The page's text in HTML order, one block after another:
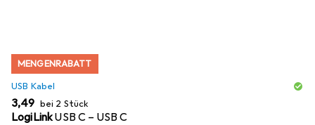
MENGENRABATT
USB Kabel
EUR
3,49 bei 2 Stück
LogiLinkUSB C – USB C